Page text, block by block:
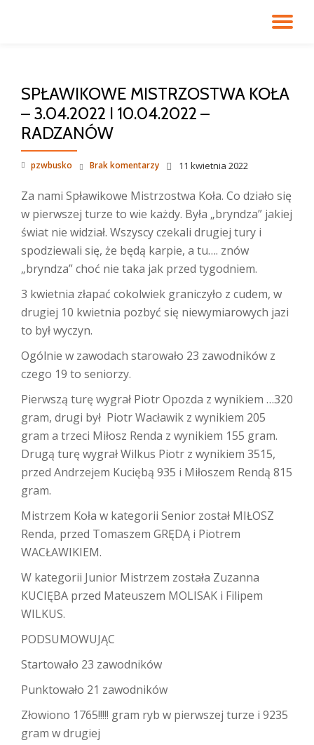
SPŁAWIKOWE MISTRZOSTWA KOŁA
– 3.04.2022 I 10.04.2022 –
RADZANÓW
pzwbusko 11 kwietnia 2022
Brak komentarzy
Za nami Spławikowe Mistrzostwa Koła. Co działo się
w pierwszej turze to wie każdy. Była „bryndza” jakiej
świat nie widział. Wszyscy czekali drugiej tury i
spodziewali się, że będą karpie, a tu…. znów
„bryndza” choć nie taka jak przed tygodniem.
3 kwietnia złapać cokolwiek graniczyło z cudem, w
drugiej 10 kwietnia pozbyć się niewymiarowych jazi
to był wyczyn.
Ogólnie w zawodach starowało 23 zawodników z
czego 19 to seniorzy.
Pierwszą turę wygrał Piotr Opozda z wynikiem …320
gram, drugi był Piotr Wacławik z wynikiem 205
gram a trzeci Miłosz Renda z wynikiem 155 gram.
Drugą turę wygrał Wilkus Piotr z wynikiem 3515,
przed Andrzejem Kuciębą 935 i Miłoszem Rendą 815
gram.
Mistrzem Koła w kategorii Senior został MIŁOSZ
Renda, przed Tomaszem GRĘDĄ i Piotrem
WACŁAWIKIEM.
W kategorii Junior Mistrzem została Zuzanna
KUCIĘBA przed Mateuszem MOLISAK i Filipem
WILKUS.
PODSUMOWUJĄC
Startowało 23 zawodników
Punktowało 21 zawodników
Złowiono 1765!!!!! gram ryb w pierwszej turze i 9235
gram w drugiej